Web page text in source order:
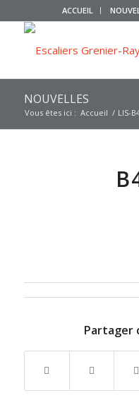
ACCUEIL
NOUVELLES
Vous êtes ici : Accueil / LIS-
Partager